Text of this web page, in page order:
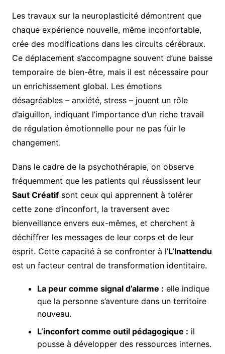
Les travaux sur la neuroplasticité démontrent que
chaque expérience nouvelle, même inconfortable,
crée des modifications dans les circuits cérébraux.
Ce déplacement s’accompagne souvent d’une baisse
temporaire de bien-être, mais il est nécessaire pour
un enrichissement global. Les émotions
désagréables – anxiété, stress – jouent un rôle
d’aiguillon, indiquant l’importance d’un riche travail
de régulation émotionnelle pour ne pas fuir le
changement.
Dans le cadre de la psychothérapie, on observe
fréquemment que les patients qui réussissent leur
Saut Créatifsont ceux qui apprennent à tolérer
cette zone d’inconfort, la traversent avec
bienveillance envers eux-mêmes, et cherchent à
déchiffrer les messages de leur corps et de leur
esprit. Cette capacité à se confronter à l’L’Inattendu
est un facteur central de transformation identitaire.
La peur comme signal d’alarme : elle indique
que la personne s’aventure dans un territoire
nouveau.
L’inconfort comme outil pédagogique : il
pousse à développer des ressources internes.